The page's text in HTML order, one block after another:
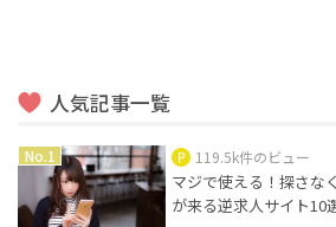
人気記事一覧
119.5k件のビュー
マジで使える！探さな
が来る逆求人サイト10